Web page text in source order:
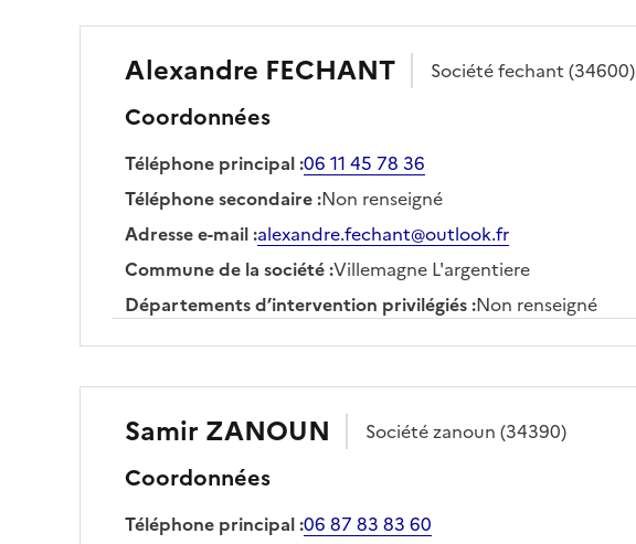
Alexandre FECHANT Sociétéfechant (34600)
Coordonnées
Téléphone principal:06 11 45 78 36
Téléphone secondaire:Non renseigné
Adresse e-mail:alexandre.fechant@outlook.fr
Commune de la société:Villemagne L'argentiere
Départements d’intervention privilégiés:Non renseigné
SamirZANOUN Sociétézanoun (34390)
Coordonnées
Téléphone principal:06 87 83 83 60